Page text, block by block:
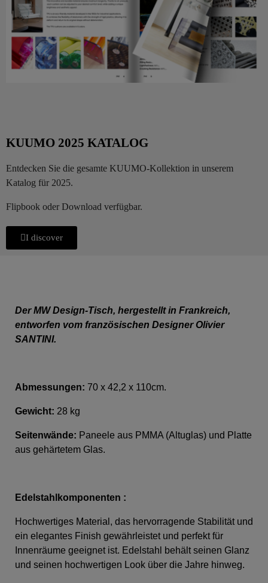
KUUMO 2025 KATALOG
Entdecken Sie die gesamte KUUMO-Kollektion in unserem
Katalog für 2025.
Flipbook oder Download verfügbar.
I discover
Der MW Design-Tisch, hergestellt in Frankreich,
entworfen vom französischen Designer Olivier
SANTINI.
Abmessungen: 70 x 42,2 x 110cm.
Gewicht: 28 kg
Seitenwände: Paneele aus PMMA (Altuglas) und Platte
aus gehärtetem Glas.
Edelstahlkomponenten :
Hochwertiges Material, das hervorragende Stabilität und
ein elegantes Finish gewährleistet und perfekt für
Innenräume geeignet ist. Edelstahl behält seinen Glanz
und seinen hochwertigen Look über die Jahre hinweg.